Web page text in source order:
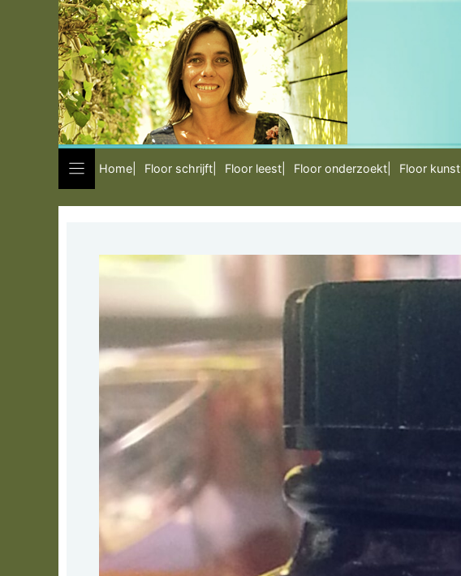
Home Floor schrijft Floor leest Floor onderzoekt Floor kunst